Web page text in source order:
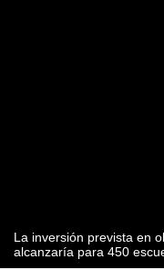
La inversión prevista en
alcanzaría para 450